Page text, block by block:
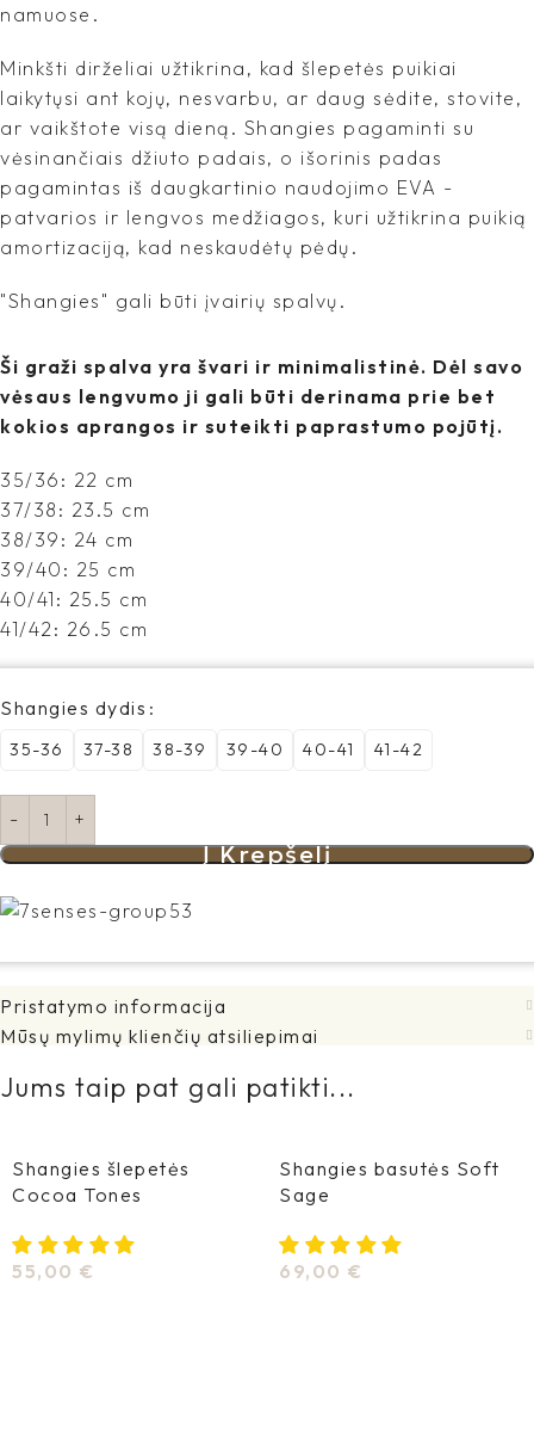
namuose.
Minkšti dirželiai užtikrina, kad šlepetės puikiai
laikytųsi ant kojų, nesvarbu, ar daug sėdite, stovite,
ar vaikštote visą dieną. Shangies pagaminti su
vėsinančiais džiuto padais, o išorinis padas
pagamintas iš daugkartinio naudojimo EVA -
patvarios ir lengvos medžiagos, kuri užtikrina puikią
amortizaciją, kad neskaudėtų pėdų.
"Shangies" gali būti įvairių spalvų.
Ši graži spalva yra švari ir minimalistinė. Dėl savo
vėsaus lengvumo ji gali būti derinama prie bet
kokios aprangos ir suteikti paprastumo pojūtį.
35/36: 22 cm
37/38: 23.5 cm
38/39: 24 cm
39/40: 25 cm
40/41: 25.5 cm
41/42: 26.5 cm
Shangies dydis
35-36 37-38 38-39 39-40 40-41 41-42
Į Krepšelį
Pristatymo informacija
Mūsų mylimų klienčių atsiliepimai
Jums taip pat gali patikti...
Shangies šlepetės
Cocoa Tones
55,00 €
Shangies basutės Soft
Sage
69,00 €